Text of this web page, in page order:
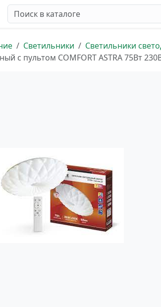
Светильники
Светильники
с пультом COMFORT ASTRA 75Вт